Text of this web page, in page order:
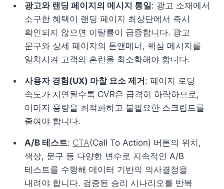
광고와 랜딩 페이지의 메시지 통일: 광고 소재에서
소구한 혜택이 랜딩 페이지 최상단에서 즉시
확인되지 않으면 이탈률이 급증합니다. 광고
문구와 상세 페이지의 톤앤매너, 핵심 메시지를
일치시켜 고객의 혼란을 최소화해야 합니다.
사용자 경험(UX) 마찰 요소 제거 : 페이지 로딩
속도가 지연될수록 CVR은 급격히 하락하므로,
이미지 용량을 최적화하고 불필요한 스크립트를
줄여야 합니다.
A/B 테스트: CTA(Call To Action) 버튼의 위치,
색상, 문구 등 다양한 변수로 지속적인 A/B
테스트를 수행해 데이터 기반의 의사결정을
내려야 합니다. 검증된 승리 시나리오를 반복